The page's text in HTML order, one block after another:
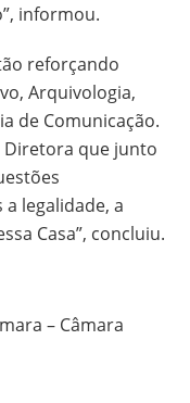
informou.
reforçando
Arquivologia,
de Comunicação.
Diretora que junto
legalidade, a
Casa”, concluiu.
– Câmara